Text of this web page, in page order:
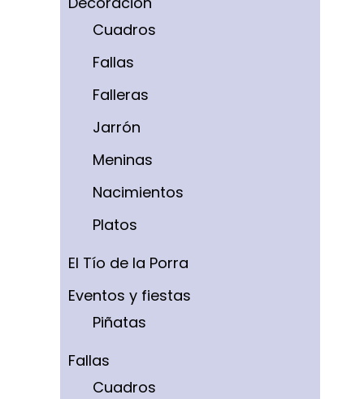
Cuadros
Fallas
Falleras
Jarrón
Meninas
Nacimientos
Platos
El Tío de la Porra
Eventos y fiestas
Piñatas
Fallas
Cuadros